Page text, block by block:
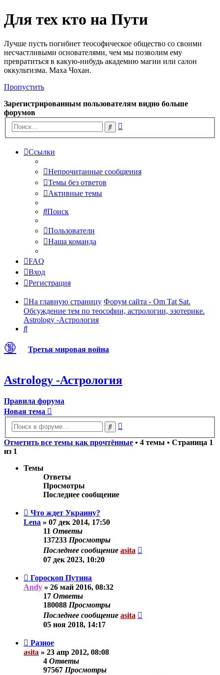
Для тех кто на Пути
Лучше пусть погибнет теософическое общество со своими
несчастливыми основателями, чем мы позволим ему
превратиться в какую-нибудь академию магии или салон
оккультизма. Маха Чохан.
Пропустить
Зарегистрированным пользователям видно больше
форумов
Поиск
Ссылки
Непрочитанные сообщения
Темы без ответов
Активные темы
Поиск
Пользователи
Наша команда
FAQ
Вход
Регистрация
На главную страницу Форум сайта - Om Tat Sat.
Обсуждение тем по теософии, астрологии, эзотерике.
Astrology -Астрология
Поиск
🔞 Третья мировая война
Astrology -Астрология
Правила форума
Новая тема
Поиск
Отметить все темы как прочтённые • 4 темы • Страница 1
из 1
Темы
Ответы
Просмотры
Последнее сообщение
Что ждет Украину?
Lena » 07 дек 2014, 17:50
11 Ответы
137233 Просмотры
Последнее сообщение asita
07 дек 2023, 10:20
Гороскоп Путина
Andy » 26 май 2016, 08:32
17 Ответы
180088 Просмотры
Последнее сообщение asita
05 ноя 2018, 14:17
Разное
asita » 23 апр 2012, 08:08
4 Ответы
97567 Просмотры